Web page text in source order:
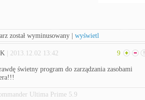
został wyminusowany | wyświetl
| 2013.12.02 13:42 9
świetny program do zarządzania zasobami
Ultima Prime 5.9